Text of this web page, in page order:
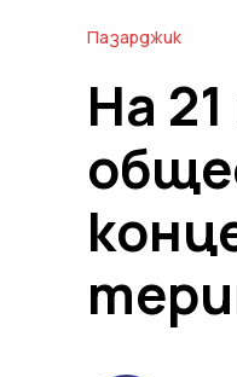
Пазарджик
На